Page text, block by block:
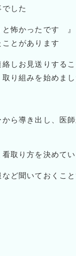
した
と怖かったです
とがあります
しお見送りする
り組みを始めまし
ら導き出し、医
取り方を決めて
など聞いておくこ